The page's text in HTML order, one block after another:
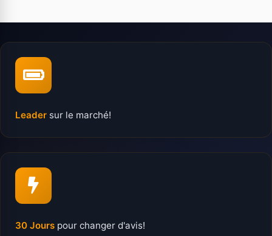
Leader sur le marché!
30 Jours pour changer d'avis!